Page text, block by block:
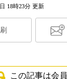
18時23分 更新
この記事は会